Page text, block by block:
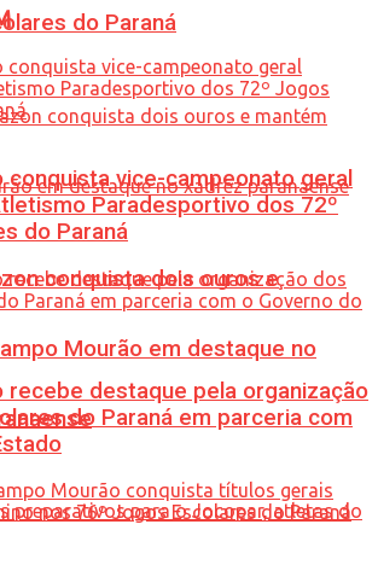
do Paraná
conquista dois ouros e
Mourão em destaque no
conquista vice-campeonato geral
Paradesportivo dos 72º
do Paraná
recebe destaque pela organização
do Paraná em parceria com